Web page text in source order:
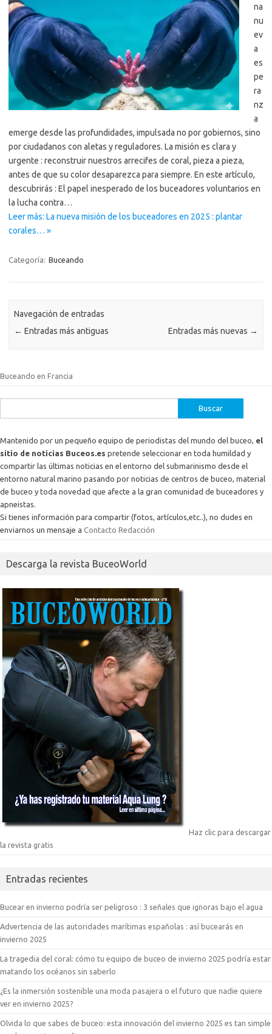
na
nu
ev
a
es
pe
ra
nz
a
emerge desde las profundidades, impulsada no por gobiernos, sino
por ciudadanos con aletas y reguladores. La misión es clara y
urgente : reconstruir nuestros arrecifes de coral, pieza a pieza,
antes de que su color desaparezca para siempre. En este artículo,
descubrirás : El papel inesperado de los buceadores voluntarios en
la lucha contra…
Leer más: La nueva misión de los buceadores en 2025 : plantar
corales… »
Categoría: Buceando
Navegación de entradas
← Entradas más antiguas Entradas más nuevas →
Buceando en Francia
Mantenido por un pequeño equipo de periodistas del mundo del buceo, el
sitio de noticias Buceos.es pretende seleccionar en toda humildad y
compartir las últimas noticias en el entorno del submarinismo desde el
entorno natural marino pasando por noticias de centros de buceo, material
de buceo y toda novedad que afecte a la gran comunidad de buceadores y
apneistas.
Si tienes información para compartir (fotos, artículos,etc..), no dudes en
enviarnos un mensaje a Contacto Redacción
Descarga la revista BuceoWorld
Haz clic para descargar
la revista gratis
Entradas recientes
Bucear en invierno podría ser peligroso : 3 señales que ignoras bajo el agua
Advertencia de las autoridades marítimas españolas : así bucearás en
invierno 2025
La tragedia del coral: cómo tu equipo de buceo de invierno 2025 podría estar
matando los océanos sin saberlo
¿Es la inmersión sostenible una moda pasajera o el futuro que nadie quiere
ver en invierno 2025?
Olvida lo que sabes de buceo: esta innovación del invierno 2025 es tan simple